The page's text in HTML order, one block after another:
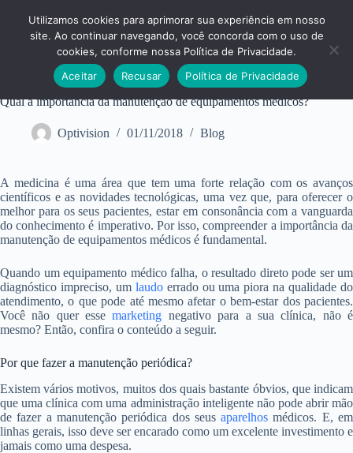
Qual a importância da manutenção de equipamentos médicos?
Optivision 01/11/2018 Blog
A medicina é uma área que tem uma forte relação com os avanços
científicos e as novidades tecnológicas, uma vez que, para oferecer o
melhor para os seus pacientes, estar em consonância com a vanguarda
do conhecimento é imperativo. Por isso, compreender a importância da
manutenção de equipamentos médicos é fundamental.
Quando um equipamento médico falha, o resultado direto pode ser um
diagnóstico impreciso, um laudoerrado ou uma piora na qualidade do
atendimento, o que pode até mesmo afetar o bem-estar dos pacientes.
Você não quer essemarketing negativo para a sua clínica, não é
mesmo? Então, confira o conteúdo a seguir.
Por que fazer a manutenção periódica?
Existem vários motivos, muitos dos quais bastante óbvios, que indicam
que uma clínica com uma administração inteligente não pode abrir mão
de fazer a manutenção periódica dos seusaparelhos médicos. E, em
linhas gerais, isso deve ser encarado como um excelente investimento e
jamais como uma despesa.
Utilizamos cookies para aprimorar sua experiência em nosso
site. Ao continuar navegando, você concorda com o uso de
cookies, conforme nossa Política de Privacidade.
Aceitar
Recusar Política de Privacidade